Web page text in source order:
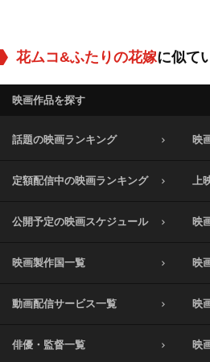
花ムコ&ふたりの花嫁に似て
映画作品を探す
話題の映画ランキング 映
定額配信中の映画ランキング 上
公開予定の映画スケジュール 映
映画製作国一覧 映
動画配信サービス一覧 映
俳優・監督一覧 映